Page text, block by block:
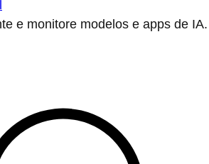
e monitore modelos e apps de IA.